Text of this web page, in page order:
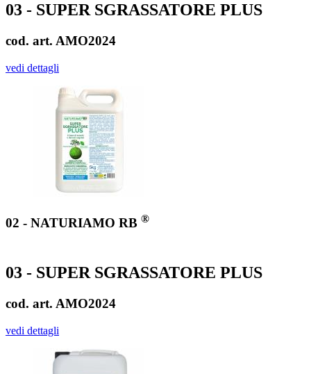
03 - SUPER SGRASSATORE PLUS
cod. art. AMO2024
vedi dettagli
02 - NATURIAMO RB ®
03 - SUPER SGRASSATORE PLUS
cod. art. AMO2024
vedi dettagli